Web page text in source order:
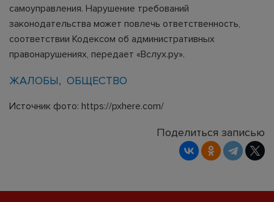
самоуправления. Нарушение требований
законодательства может повлечь ответственность,
соответствии Кодексом об административных
правонарушениях, передает «Вслух.ру».
ЖАЛОБЫ ОБЩЕСТВО
Источник фото: https://pxhere.com/
Поделиться записью